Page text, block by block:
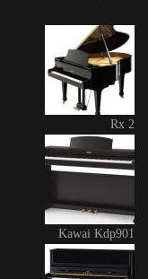
Rx 2
Kawai Kdp901